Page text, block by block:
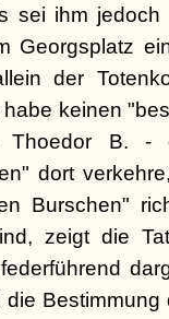
sei ihm
Georgsplatz
der
keinen
B. -
dort
Burschen"
zeigt die